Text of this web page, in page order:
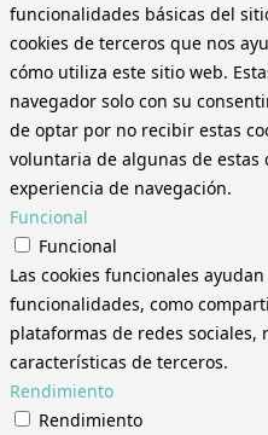
funcionalidades básicas del
cookies de terceros que nos
cómo utiliza este sitio web.
navegador solo con su
de optar por no recibir estas
voluntaria de algunas de estas
experiencia de navegación.
Funcional
Funcional
Las cookies funcionales
funcionalidades, como
plataformas de redes sociales,
características de terceros.
Rendimiento
Rendimiento